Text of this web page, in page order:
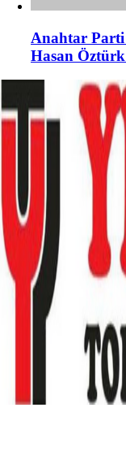
Anahtar Parti
Hasan